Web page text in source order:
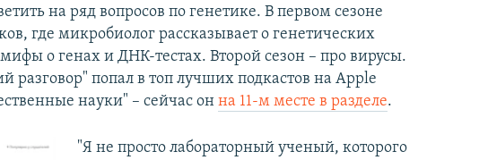
на ряд вопросов по генетике. В первом сезоне
где микробиолог рассказывает о генетических
о генах и ДНК-тестах. Второй сезон – про вирусы.
разговор" попал в топ лучших подкастов на Apple
науки" – сейчас онна 11-м месте в разделе.
"Я не просто лабораторный ученый, которого